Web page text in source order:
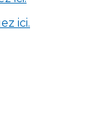
ici.